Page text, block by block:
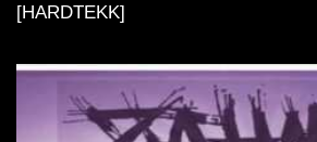
[HARDTEKK]